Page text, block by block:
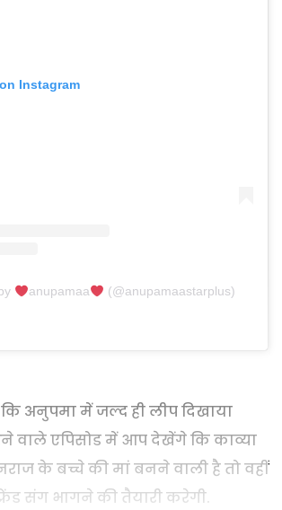
Instagram
anupamaa (@anupamaastarplus)
कि अनुपमा में जल्द ही लीप दिखाया
वाले एपिसोड में आप देखेंगे कि काव्या
के बच्चे की मां बनने वाली है तो वहीं
संग भागने की तैयारी करेगी.